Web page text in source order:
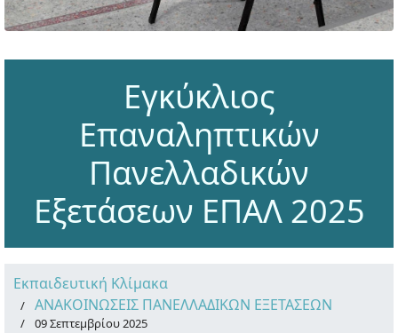
Εγκύκλιος
Επαναληπτικών
Πανελλαδικών
Εξετάσεων ΕΠΑΛ 2025
Εκπαιδευτική Κλίμακα
ΑΝΑΚΟΙΝΩΣΕΙΣ ΠΑΝΕΛΛΑΔΙΚΩΝ ΕΞΕΤΑΣΕΩΝ
09 Σεπτεμβρίου 2025